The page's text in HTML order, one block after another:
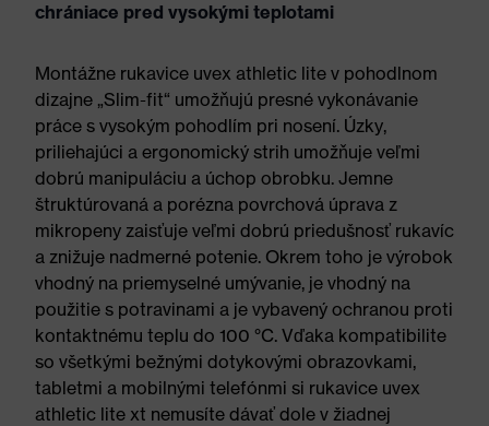
chrániace pred vysokými teplotami
Montážne rukavice uvex athletic lite v pohodlnom
dizajne „Slim-fit“ umožňujú presné vykonávanie
práce s vysokým pohodlím pri nosení. Úzky,
priliehajúci a ergonomický strih umožňuje veľmi
dobrú manipuláciu a úchop obrobku. Jemne
štruktúrovaná a porézna povrchová úprava z
mikropeny zaisťuje veľmi dobrú priedušnosť rukavíc
a znižuje nadmerné potenie. Okrem toho je výrobok
vhodný na priemyselné umývanie, je vhodný na
použitie s potravinami a je vybavený ochranou proti
kontaktnému teplu do 100 °C. Vďaka kompatibilite
so všetkými bežnými dotykovými obrazovkami,
tabletmi a mobilnými telefónmi si rukavice uvex
athletic lite xt nemusíte dávať dole v žiadnej